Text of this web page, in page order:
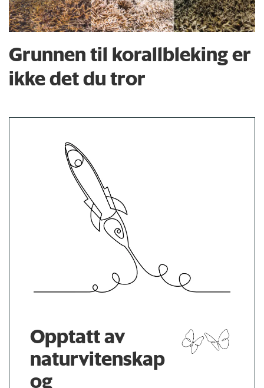
Grunnen til korallbleking er
ikke det du tror
Opptatt av
naturvitenskap
og